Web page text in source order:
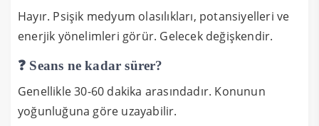
Hayır. Psişik medyum olasılıkları, potansiyelleri ve
enerjik yönelimleri görür. Gelecek değişkendir.
❓ Seans ne kadar sürer?
Genellikle 30-60 dakika arasındadır. Konunun
yoğunluğuna göre uzayabilir.